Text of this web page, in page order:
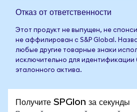
Отказ от ответственности
Этот продукт не выпущен, не
не аффилирован с S&P Global.
любые другие товарные знаки
исключительно для идентификации
эталонного актива.
Получите SPGIon за секунды